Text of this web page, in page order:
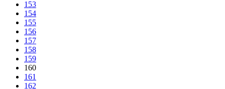
153
154
155
156
157
158
159
160
161
162